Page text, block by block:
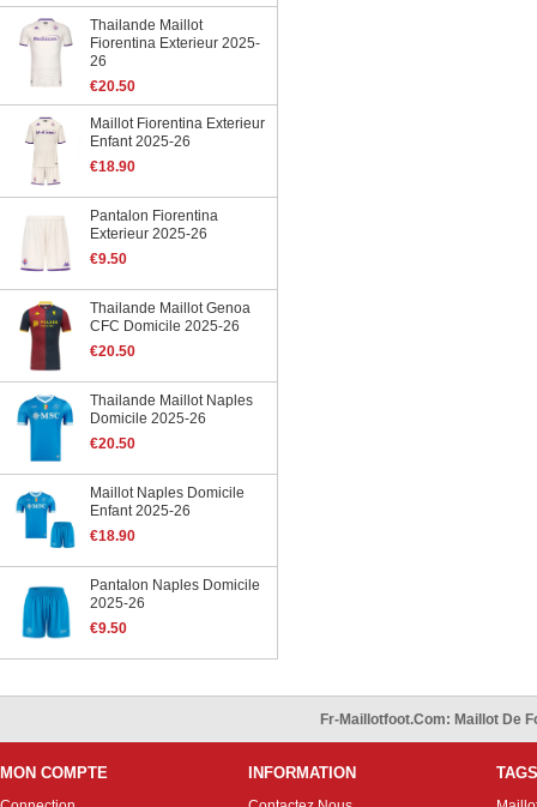
Thailande Maillot
Fiorentina Exterieur 2025-
26
€20.50
Maillot Fiorentina Exterieur
Enfant 2025-26
€18.90
Pantalon Fiorentina
Exterieur 2025-26
€9.50
Thailande Maillot Genoa
CFC Domicile 2025-26
€20.50
Thailande Maillot Naples
Domicile 2025-26
€20.50
Maillot Naples Domicile
Enfant 2025-26
€18.90
Pantalon Naples Domicile
2025-26
€9.50
Fr-Maillotfoot.com: Maillot De
MON COMPTE INFORMATION TAGS